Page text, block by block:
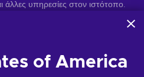
πληροφορίες.
άλλες υπηρεσίες στον ιστότοπο.
διαφημίσεων.
Eneba και τους συνεργάτες
τη συγκατάθεσή σας κάνοντας
of America